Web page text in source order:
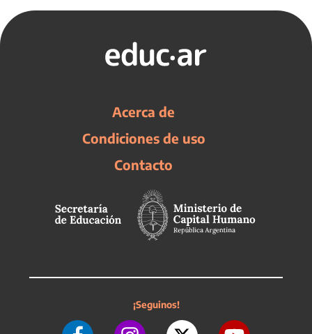
Acerca de
Condiciones de uso
Contacto
¡Seguinos!